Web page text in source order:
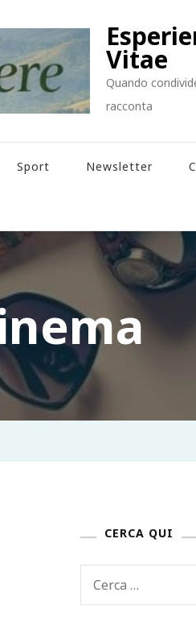
Vitae
Quando
racconta
Sport Newsletter
CERCA QUI